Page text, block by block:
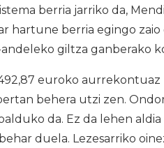
berria jarriko da,
hartune berria egingo
giltza ganberako
euroko aurrekontuaz
behera utzi zen.
da. Ez da lehen
duela. Lezesarriko